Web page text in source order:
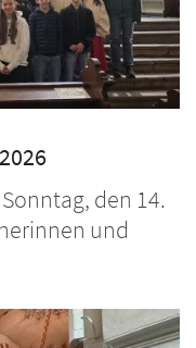
den 14.
und